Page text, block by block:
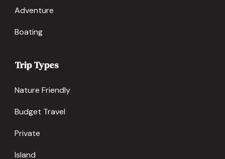
Adventure
Boating
Trip Types
Nature Friendly
Budget Travel
Private
Island